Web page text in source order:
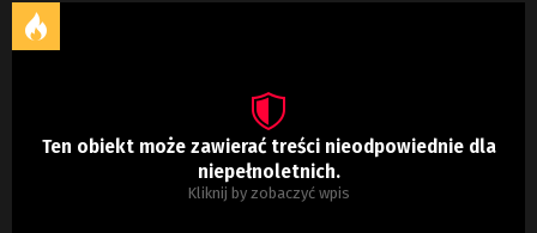
Ten obiekt może zawierać treści nieodpowiednie dla
niepełnoletnich.
Kliknij by zobaczyć wpis